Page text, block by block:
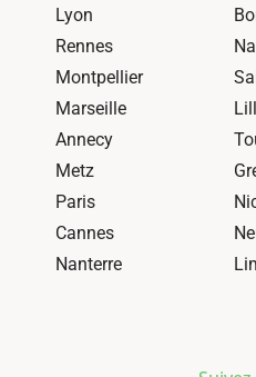
Lyon
Rennes
Montpellier
Marseille
Annecy
Metz
Paris
Cannes
Nanterre